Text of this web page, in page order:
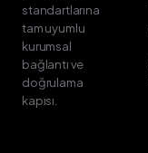
standartlarına
tam uyumlu
kurumsal
bağlantı ve
doğrulama
kapısı.